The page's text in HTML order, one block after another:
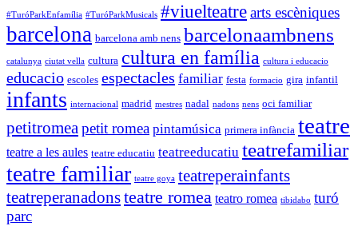
#TuróParkEnfamília #TuróParkMusicals #viuelteatrearts escèniques
barcelona barcelona amb nens barcelonaambnens
catalunya ciutat vella cultura cultura en família cultura i educacio
educacio escoles espectacles familiar festa formacio gira infantil
infants internacional madrid mestres nadal nadons nens oci familiar
petitromeapetit romea pintamúsica primera infància teatre
teatre a les aules teatre educatiu teatreeducatiu teatrefamiliar
teatre familiar teatre goya teatreperainfants
teatreperanadonsteatre romea teatro romea tibidabo turó
parc